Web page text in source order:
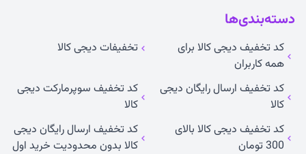
دسته‌بندی‌ها
کد تخفیف دیجی کالا برای
همه کاربران
تخفیفات دیجی کالا
کد تخفیف ارسال رایگان دیجی
کالا
کد تخفیف سوپرمارکت دیجی
کالا
کد تخفیف دیجی کالا بالای
300 تومان
کد تخفیف ارسال رایگان دیجی
کالا بدون محدودیت خرید اول